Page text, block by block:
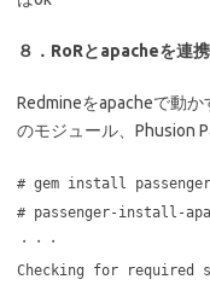
８．RoRとapacheを連
Redmineをapacheで動
のモジュール、Phusion
# gem install passenger
# passenger-install-
・・・
Checking for required